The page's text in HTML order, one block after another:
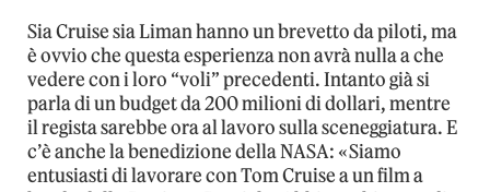
Sia Cruise sia Liman hanno un brevetto da piloti, ma
è ovvio che questa esperienza non avrà nulla a che
vedere con i loro “voli” precedenti. Intanto già si
parla di un budget da 200 milioni di dollari, mentre
il regista sarebbe ora al lavoro sulla sceneggiatura. E
c’è anche la benedizione della NASA: «Siamo
entusiasti di lavorare con Tom Cruise a un film a